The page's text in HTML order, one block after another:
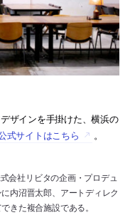
ザインを手掛けた、横浜の
式サイトはこちら 。
会社リビタの企画・プロデュ
内沼晋太郎、アートディレク
きた複合施設である。